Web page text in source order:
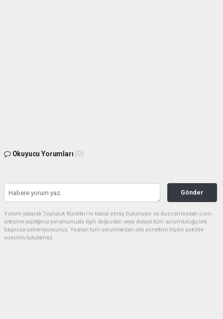
Okuyucu Yorumları (0)
Gönder
Yorum yazarak Topluluk Kuralları’nı kabul etmiş bulunuyor ve duzcemeydan.com
sitesine yaptığınız yorumunuzla ilgili doğrudan veya dolaylı tüm sorumluluğu tek
başınıza üstleniyorsunuz. Yazılan tüm yorumlardan site yönetimi hiçbir şekilde
sorumlu tutulamaz.